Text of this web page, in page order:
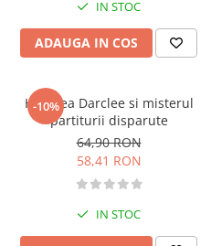
IN STOC
ADAUGA IN COS
-10%
Hariclea Darclee si misterul
partiturii disparute
64,90 RON
58,41 RON
IN STOC